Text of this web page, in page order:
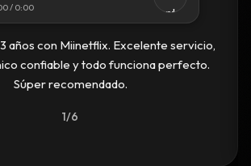
/ 0:00
años con Miinetflix. Excelente servicio,
confiable y todo funciona perfecto.
Súper recomendado.
1/6